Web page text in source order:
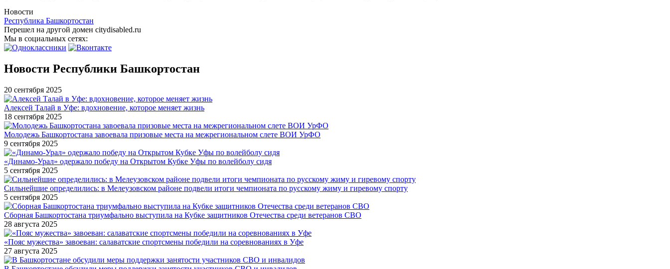
Новости
Республика Башкортостан
Перешел на другой домен citydisabled.ru
Мы в социальных сетях:
Новости Республики Башкортостан
20 сентября 2025
Алексей Талай в Уфе: вдохновение, которое меняет жизнь
18 сентября 2025
Молодежь Башкортостана завоевала призовые места на межрегиональном слете ВОИ УрФО
9 сентября 2025
«Динамо-Урал» одержало победу на Открытом Кубке Уфы по волейболу сидя
5 сентября 2025
Сильнейшие определились: в Мелеузовском районе подвели итоги чемпионата по русскому жиму и гиревому спорту
5 сентября 2025
Сборная Башкортостана триумфально выступила на Кубке защитников Отечества среди ветеранов СВО
28 августа 2025
«Пояс мужества» завоеван: салаватские спортсмены победили на соревнованиях в Уфе
27 августа 2025